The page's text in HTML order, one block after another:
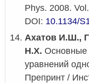
Phys. 2008.
DOI: 10.1134/
Ахатов И.Ш.,
Н.Х. Основные
уравнений
Препринт /